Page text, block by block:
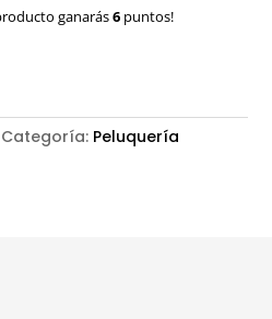
ganarás6puntos!
Categoría: Peluquería